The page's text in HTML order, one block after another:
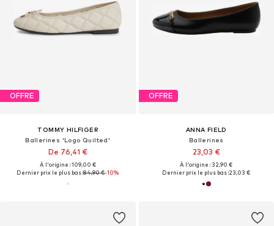
OFFRE
TOMMY HILFIGER
Ballerines 'Logo Quilted'
De 76,41 €
À l'origine : 109,00 €
Dernier prix le plus bas :84,90 €-10%
OFFRE
ANNA FIELD
Ballerines
23,03 €
À l'origine : 32,90 €
Dernier prix le plus bas :23,03 €